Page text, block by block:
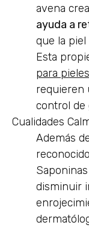
avena
ayuda a
que la
Esta
para
requieren
control de
Cualidades
Además
disminuir